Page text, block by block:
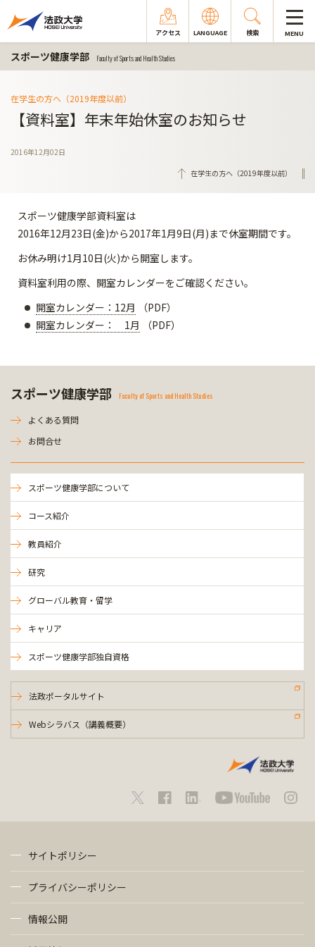
アクセス LANGUAGE 検索 MENU
スポーツ健康学部 Faculty of Sports and Health Studies
在学生の方へ（2019年度以前）
【資料室】年末年始休室のお知らせ
2016年12月02日
在学生の方へ（2019年度以前）
スポーツ健康学部資料室は
2016年12月23日(金)から2017年1月9日(月)まで休室期間です。
お休み明け1月10日(火)から開室します。
資料室利用の際、開室カレンダーをご確認ください。
開室カレンダー：12月 （PDF）
開室カレンダー： 1月 （PDF）
スポーツ健康学部 Faculty of Sports and Health Studies
よくある質問
お問合せ
スポーツ健康学部について
コース紹介
教員紹介
研究
グローバル教育・留学
キャリア
スポーツ健康学部独自資格
法政ポータルサイト
Webシラバス（講義概要）
サイトポリシー
プライバシーポリシー
情報公開